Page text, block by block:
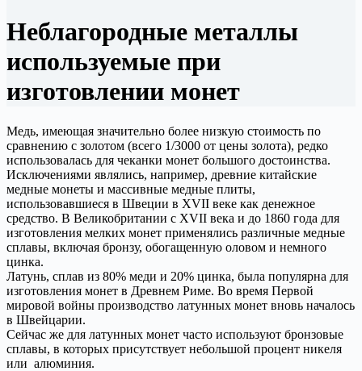
Неблагородные металлы
используемые при
изготовлении монет
Медь, имеющая значительно более низкую стоимость по
сравнению с золотом (всего 1/3000 от цены золота), редко
использовалась для чеканки монет большого достоинства.
Исключениями являлись, например, древние китайские
медные монеты и массивные медные плиты,
использовавшиеся в Швеции в XVII веке как денежное
средство. В Великобритании с XVII века и до 1860 года для
изготовления мелких монет применялись различные медные
сплавы, включая бронзу, обогащенную оловом и немного
цинка.
Латунь, сплав из 80% меди и 20% цинка, была популярна для
изготовления монет в Древнем Риме. Во время Первой
мировой войны производство латунных монет вновь началось
в Швейцарии.
Сейчас же для латунных монет часто используют бронзовые
сплавы, в которых присутствует небольшой процент никеля
или алюминия.